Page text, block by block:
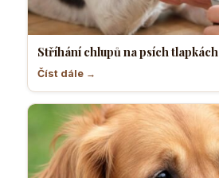
Stříhání chlupů na psích tlapkách
Číst dále →